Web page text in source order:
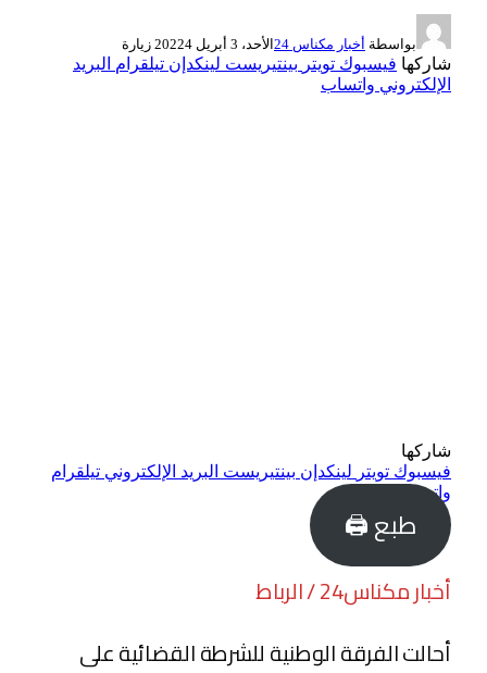
بواسطة أخبار مكناس 24 الأحد، 3 أبريل 2022 4 زيارة
شاركها فيسبوك تويتر بينتيريست لينكدإن تيلقرام البريد
الإلكتروني واتساب
شاركها
فيسبوك تويتر لينكدإن بينتيريست البريد الإلكتروني تيلقرام
واتساب
طبع 🖨
أخبار مكناس24 / الرباط
أحالت الفرقة الوطنية للشرطة القضائية على